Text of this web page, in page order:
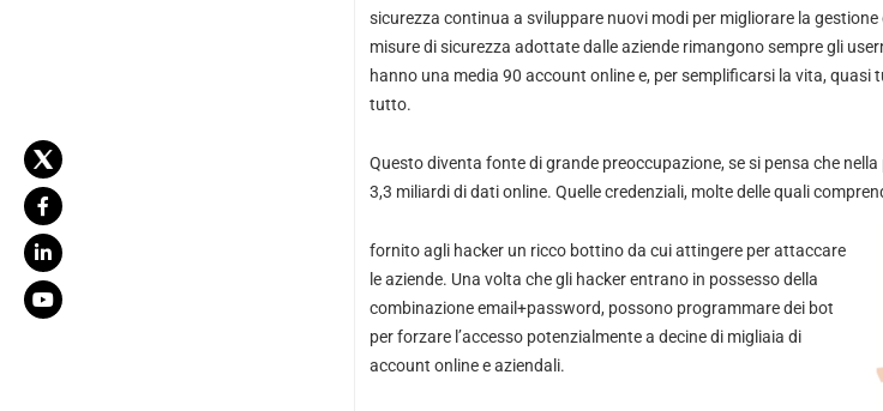
sicurezza continua a sviluppare nuovi modi per migliorare la
misure di sicurezza adottate dalle aziende rimangono sempre gli
hanno una media 90 account online e, per semplificarsi la vita,
tutto.
Questo diventa fonte di grande preoccupazione, se si pensa che
3,3 miliardi di dati online. Quelle credenziali, molte delle quali
fornito agli hacker un ricco bottino da cui attingere per attaccare
le aziende. Una volta che gli hacker entrano in possesso della
combinazione email+password, possono programmare dei bot
per forzare l’accesso potenzialmente a decine di migliaia di
account online e aziendali.